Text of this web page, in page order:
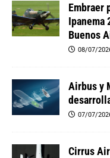
Embraer
Ipanema
Buenos
08/07/
Airbus y
07/07/
Cirrus